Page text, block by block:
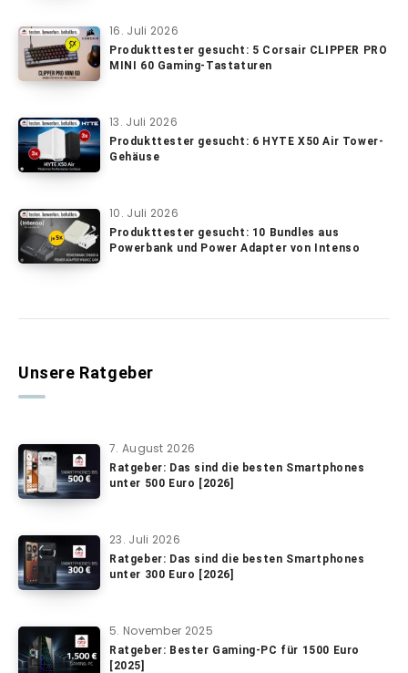
16. Juli 2026
Produkttester gesucht: 5 Corsair CLIPPER PRO
MINI 60 Gaming-Tastaturen
13. Juli 2026
Produkttester gesucht: 6 HYTE X50 Air Tower-
Gehäuse
10. Juli 2026
Produkttester gesucht: 10 Bundles aus
Powerbank und Power Adapter von Intenso
Unsere Ratgeber
7. August 2026
Ratgeber: Das sind die besten Smartphones
unter 500 Euro [2026]
23. Juli 2026
Ratgeber: Das sind die besten Smartphones
unter 300 Euro [2026]
5. November 2025
Ratgeber: Bester Gaming-PC für 1500 Euro
[2025]